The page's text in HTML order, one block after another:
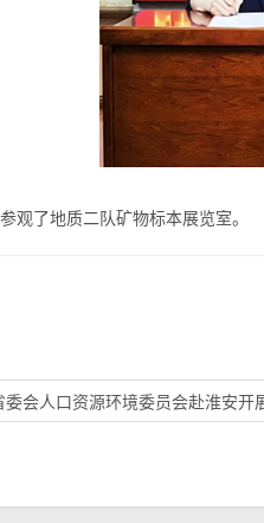
观了地质二队矿物标本展览室。
委会人口资源环境委员会赴淮安